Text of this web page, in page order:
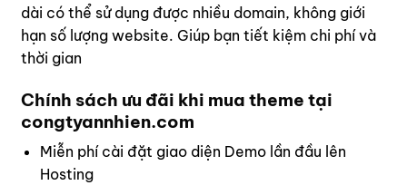
dài có thể sử dụng được nhiều domain, không giới
hạn số lượng website. Giúp bạn tiết kiệm chi phí và
thời gian
Chính sách ưu đãi khi mua theme tại
congtyannhien.com
Miễn phí cài đặt giao diện Demo lần đầu lên
Hosting